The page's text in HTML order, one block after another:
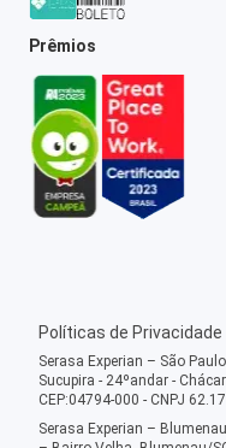
Prêmios
Políticas de Privacidade
Serasa Experian – São
Sucupira - 24ºandar -
CEP:04794-000 - CNPJ
Serasa Experian –